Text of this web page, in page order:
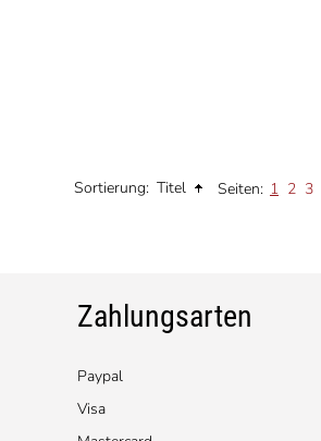
Seiten: 1 2 3
Sortierung: Titel
Zahlungsarten
Paypal
Visa